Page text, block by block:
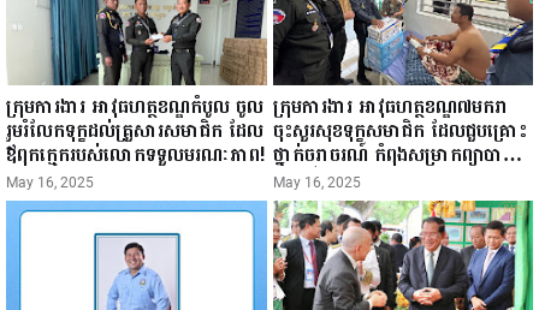
ក្រុមការងារ អាវុធហត្ថខណ្ឌកំបូល ចូល
រួមរំលែកទុក្ខដល់គ្រួសារសមាជិក ដែល
ឪពុកក្មេករបស់លោកទទួលមរណៈភាព!
May 16, 2025
ក្រុមការងារ អាវុធហត្ថខណ្ឌ៧មករា
ចុះសួរសុខទុក្ខសមាជិក ដែលជួបគ្រោះ
ថ្នាក់ចរាចរណ៍ កំពុងសម្រាកព្យាបាល
នៅមន្ទីរពេទ្យ!
May 16, 2025